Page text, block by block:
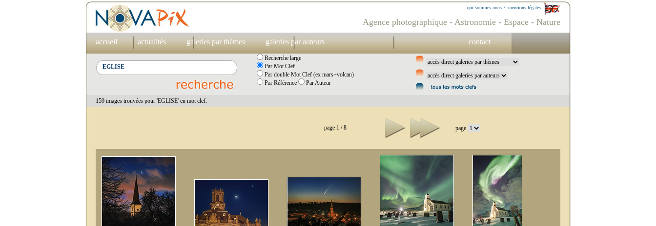
mentions légales
qui sommes-nous ?
Agence photographique - Astronomie - Espace - Nature
accueil actualités galeries par thèmes galeries par auteurs contact
Recherche large
Par Mot Clef
Par double Mot Clef (ex mars+volcan)
Par Référence
Par Auteur
159 images trouvées pour 'EGLISE' en mot clef.
page 1 / 8 page